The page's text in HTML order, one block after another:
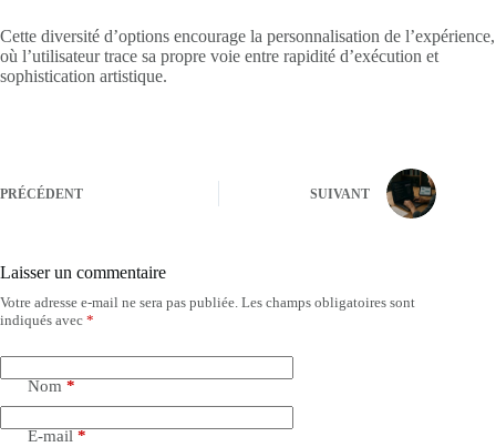
Cette diversité d’options encourage la personnalisation de l’expérience,
où l’utilisateur trace sa propre voie entre rapidité d’exécution et
sophistication artistique.
PRÉCÉDENT SUIVANT
Laisser un commentaire
Votre adresse e-mail ne sera pas publiée. Les champs obligatoires sont
indiqués avec *
Nom *
E-mail *